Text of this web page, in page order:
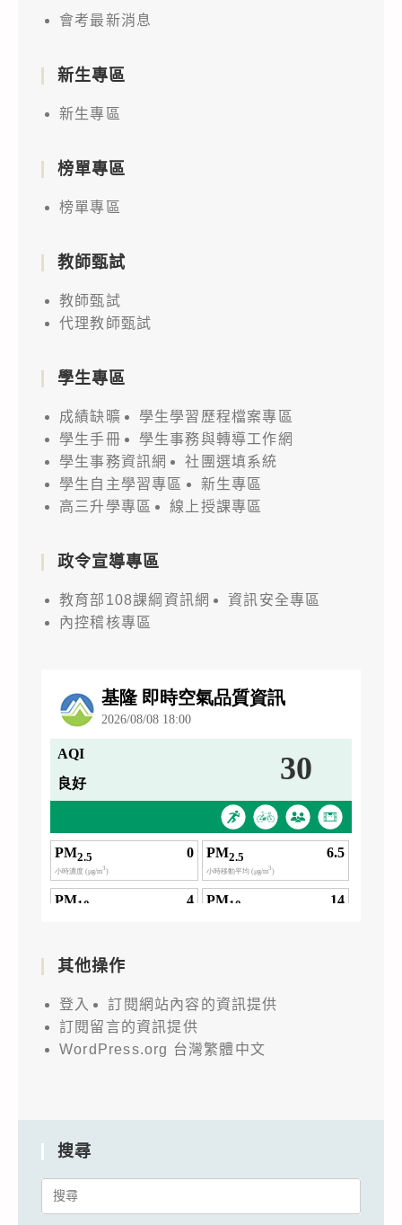
會考最新消息
新生專區
新生專區
榜單專區
榜單專區
教師甄試
教師甄試
代理教師甄試
學生專區
成績缺曠
學生學習歷程檔案專區
學生手冊
學生事務與轉導工作網
學生事務資訊網
社團選填系統
學生自主學習專區
新生專區
高三升學專區
線上授課專區
政令宣導專區
教育部108課綱資訊網
資訊安全專區
內控稽核專區
其他操作
登入
訂閱網站內容的資訊提供
訂閱留言的資訊提供
WordPress.org 台灣繁體中文
搜尋
Search